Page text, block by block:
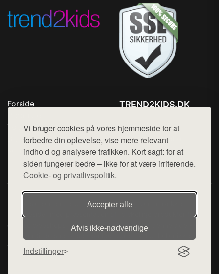
Vi bruger cookies på vores hjemmeside for at
forbedre din oplevelse, vise mere relevant
indhold og analysere trafikken. Kort sagt: for at
siden fungerer bedre – ikke for at være irriterende.
Cookie- og privatlivspolitik.
Accepter alle
Afvis ikke‑nødvendige
Indstillinger
Forside
Top Rabatter
Blog
Kontakt
TREND2KIDS.DK
Mail: hej@want.dk
Cookie- og privatlivspolitik
Denne side er en del af want.dk, der udgiver en række
hjemmesider med præsentation af forskellige produkter fra
diverse webshops. Der sælges ikke varer fra denne side - vi
henviser til de shops, som sælger varen. Vi har heller ikke
varerne på lager.